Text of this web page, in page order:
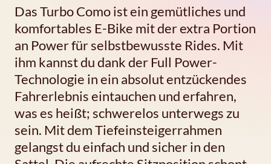
Das Turbo Como ist ein gemütliches und
komfortables E-Bike mit der extra Portion
an Power für selbstbewusste Rides. Mit
ihm kannst du dank der Full Power-
Technologie in ein absolut entzückendes
Fahrerlebnis eintauchen und erfahren,
was es heißt; schwerelos unterwegs zu
sein. Mit dem Tiefeinsteigerrahmen
gelangst du einfach und sicher in den